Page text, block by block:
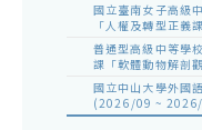
國立臺南女子高級
「人權及轉型正義
普通型高級中等學
課「軟體動物解剖
國立中山大學外國
(2026/09 ~